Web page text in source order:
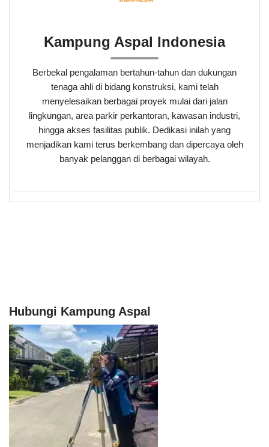
Kampung Aspal Indonesia
Berbekal pengalaman bertahun-tahun dan dukungan
tenaga ahli di bidang konstruksi, kami telah
menyelesaikan berbagai proyek mulai dari jalan
lingkungan, area parkir perkantoran, kawasan industri,
hingga akses fasilitas publik. Dedikasi inilah yang
menjadikan kami terus berkembang dan dipercaya oleh
banyak pelanggan di berbagai wilayah.
Hubungi Kampung Aspal